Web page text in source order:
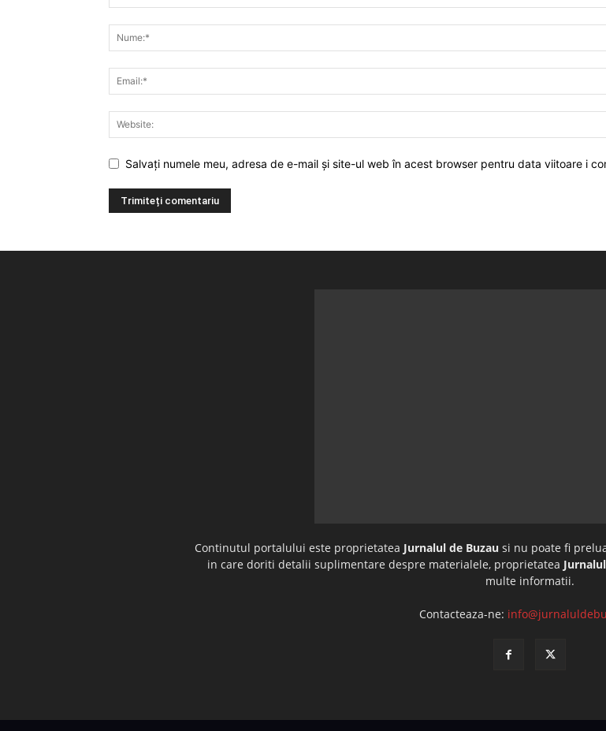
Salvați numele meu, adresa de e-mail și site-ul web în acest browser pentru data viitoare i
Continutul portalului este proprietatea Jurnalul de Buzau si nu poate fi
in care doriti detalii suplimentare despre materialele, proprietatea
multe informatii.
Contacteaza-ne: